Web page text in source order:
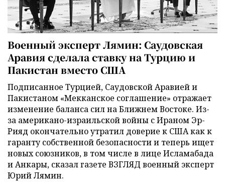
Военный эксперт Лямин: Саудовская
Аравия сделала ставку на Турцию и
Пакистан вместо США
Подписанное Турцией, Саудовской Аравией и
Пакистаном «Мекканское соглашение» отражает
изменение баланса сил на Ближнем Востоке. Из-
за американо-израильской войны с Ираном Эр-
Рияд окончательно утратил доверие к США как к
гаранту собственной безопасности и теперь ищет
новых союзников, в том числе в лице Исламабада
и Анкары, сказал газете ВЗГЛЯД военный эксперт
Юрий Лямин.